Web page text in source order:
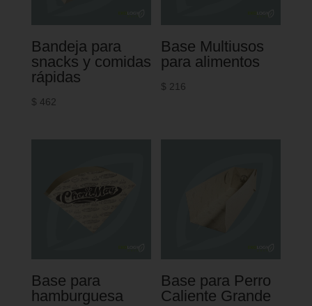
Bandeja para
snacks y comidas
rápidas
$ 462
Base Multiusos
para alimentos
$ 216
Base para
hamburguesa
Base para Perro
Caliente Grande